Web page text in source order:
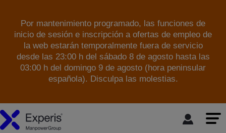
Por mantenimiento programado, las funciones de
inicio de sesión e inscripción a ofertas de empleo de
la web estarán temporalmente fuera de servicio
desde las 23:00 h del sábado 8 de agosto hasta las
03:00 h del domingo 9 de agosto (hora peninsular
española). Disculpa las molestias.